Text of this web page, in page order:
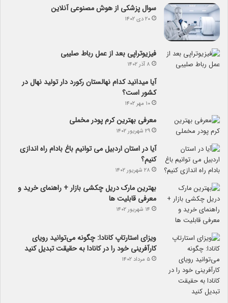
سوال پزشکی از هوش مصنوعی آنلاین
۲۰ دی ۱۴۰۲
فیزیوتراپی بعد از عمل رباط صلیبی
۸ آذر ۱۴۰۲
آیا می­دانید کدام نهالستان رکورد دار تولید نهال­ در
کشور است؟
۱۰ مهر ۱۴۰۲
معرفی بهترین کرم پودر مخملی
۲۹ شهریور ۱۴۰۲
آیا در استان اردبیل می توانیم باغ بادام راه اندازی
کنیم؟
۲۸ شهریور ۱۴۰۲
بهترین مارک دریل چکشی بازار + راهنمای خرید و
معرفی قابلیت ها
۱۴ شهریور ۱۴۰۲
ویزای استارتاپ کانادا: چگونه می‌توانید رویای
کارآفرینی خود را در کانادا به حقیقت تبدیل کنید
۵ مرداد ۱۴۰۲